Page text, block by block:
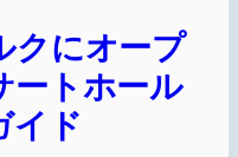
クにオープ
ートホール
イド